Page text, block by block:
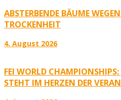
ABSTERBENDE BÄUME
TROCKENHEIT
4. August 2026
FEI WORLD CHAMPIONSHIPS:
STEHT IM HERZEN DER